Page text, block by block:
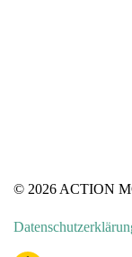
© 2026 ACTION